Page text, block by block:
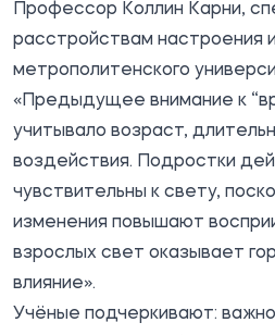
Профессор Коллин Карни,
расстройствам настроения
метрополитенского
«Предыдущее внимание к
учитывало возраст,
воздействия. Подростки
чувствительны к свету,
изменения повышают
взрослых свет оказывает
влияние».
Учёные подчеркивают: